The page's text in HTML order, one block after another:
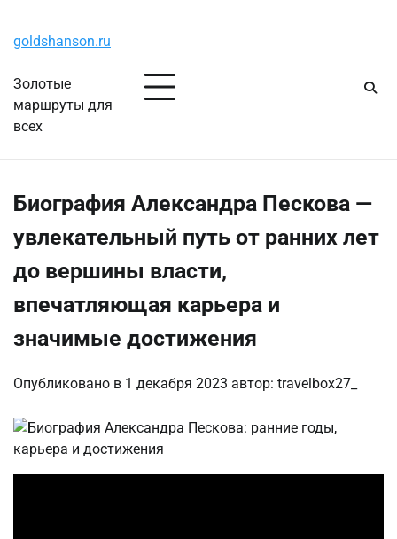
содержимому
goldshanson.ru
Золотые
маршруты для
всех
Биография Александра Пескова —
увлекательный путь от ранних лет
до вершины власти,
впечатляющая карьера и
значимые достижения
Опубликовано в 1 декабря 2023 автор: travelbox27_